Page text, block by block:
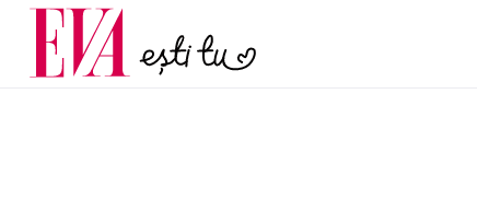
Carieră
Actualitate